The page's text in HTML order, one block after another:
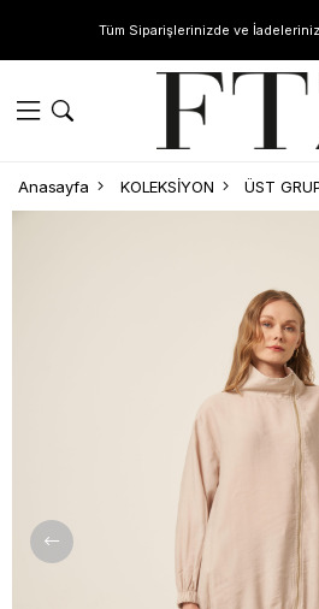
Tüm Siparişlerinizde ve
Anasayfa KOLEKSİYON ÜST